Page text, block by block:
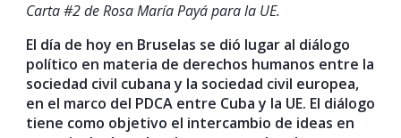
Carta #2 de Rosa María Payá para la UE.
El día de hoy en Bruselas se dió lugar al diálogo
político en materia de derechos humanos entre la
sociedad civil cubana y la sociedad civil europea,
en el marco del PDCA entre Cuba y la UE. El diálogo
tiene como objetivo el intercambio de ideas en